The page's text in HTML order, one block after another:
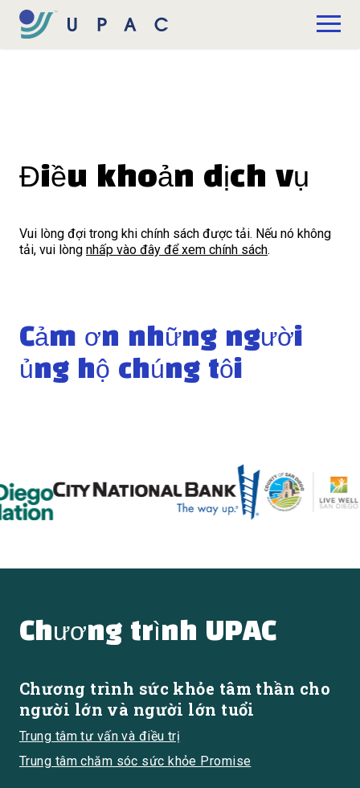
Bỏ qua nội dung chính
Quyên tặng
Điều khoản dịch vụ
Vui lòng đợi trong khi chính sách được tải. Nếu nó không
tải, vui lòng nhấp vào đây để xem chính sách.
Cảm ơn những người
ủng hộ chúng tôi
Chương trình UPAC
Chương trình sức khỏe tâm thần cho
người lớn và người lớn tuổi
Trung tâm tư vấn và điều trị
Trung tâm chăm sóc sức khỏe Promise